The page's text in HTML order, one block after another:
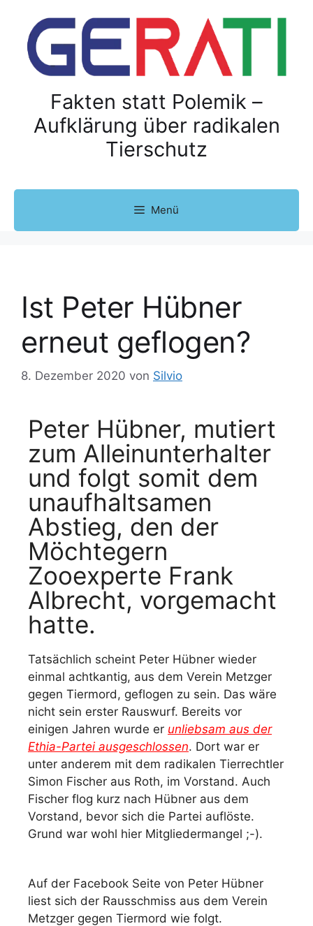
Fakten statt Polemik –
Aufklärung über radikalen
Tierschutz
Menü
Ist Peter Hübner
erneut geflogen?
8. Dezember 2020 von Silvio
Peter Hübner, mutiert
zum Alleinunterhalter
und folgt somit dem
unaufhaltsamen
Abstieg, den der
Möchtegern
Zooexperte Frank
Albrecht, vorgemacht
hatte.
Tatsächlich scheint Peter Hübner wieder
einmal achtkantig, aus dem Verein Metzger
gegen Tiermord, geflogen zu sein. Das wäre
nicht sein erster Rauswurf. Bereits vor
einigen Jahren wurde er unliebsam aus der
Ethia-Partei ausgeschlossen. Dort war er
unter anderem mit dem radikalen Tierrechtler
Simon Fischer aus Roth, im Vorstand. Auch
Fischer flog kurz nach Hübner aus dem
Vorstand, bevor sich die Partei auflöste.
Grund war wohl hier Mitgliedermangel ;-).
Auf der Facebook Seite von Peter Hübner
liest sich der Rausschmiss aus dem Verein
Metzger gegen Tiermord wie folgt.